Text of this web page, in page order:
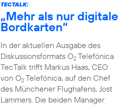
TECTALK:
„Mehr als nur digitale
Bordkarten“
In der aktuellen Ausgabe des
Diskussionsformats O2Telefónica
TecTalk trifft Markus Haas, CEO
von O2Telefónica, auf den Chef
des Münchener Flughafens, Jost
Lammers. Die beiden Manager